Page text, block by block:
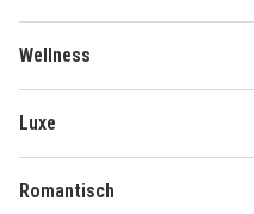
Wellness
Luxe
Romantisch